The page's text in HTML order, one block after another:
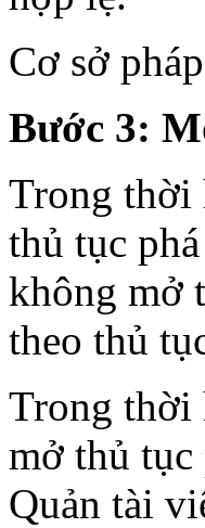
Cơ sở
Bước 3:
Trong thời
thủ tục
không mở
theo thủ
Trong thời
mở thủ tục
Quản tài